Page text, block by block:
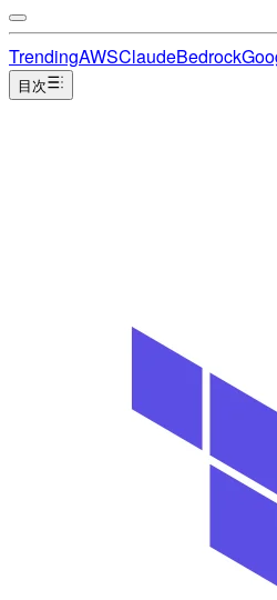
TrendingAWSClaudeBedrock
目次